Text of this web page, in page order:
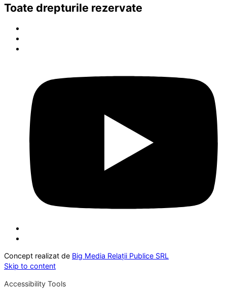
Toate drepturile rezervate
Concept realizat de Big Media Relații Publice SRL
Skip to content
Accessibility Tools